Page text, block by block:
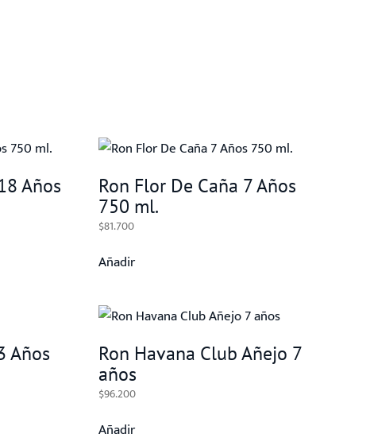
Años
Ron Flor De Caña 7 Años
750 ml.
$81.700
Añadir
Años
Ron Havana Club Añejo 7
años
$96.200